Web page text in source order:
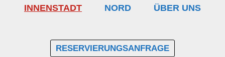
INNENSTADT NORD ÜBER UNS
RESERVIERUNGSANFRAGE